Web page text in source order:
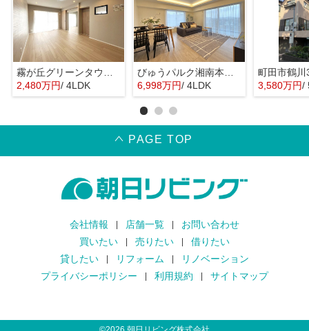
2,480万円/ 4LDK
6,998万円/ 4LDK 3,580万円/
PAGE TOP
会社情報 店舗一覧
お問い合わせ
買いたい
売りたい
借りたい
貸したい
リフォーム
リノベーション
プライバシーポリシー
利用規約 サイトマップ